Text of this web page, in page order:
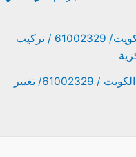
تسليك مجاري حولي/ رقم سباك الكويت/ 61002329 / تركيب
رقم سباك بالكويت السالمية/ سباك الكويت / 61002329/ تغيير